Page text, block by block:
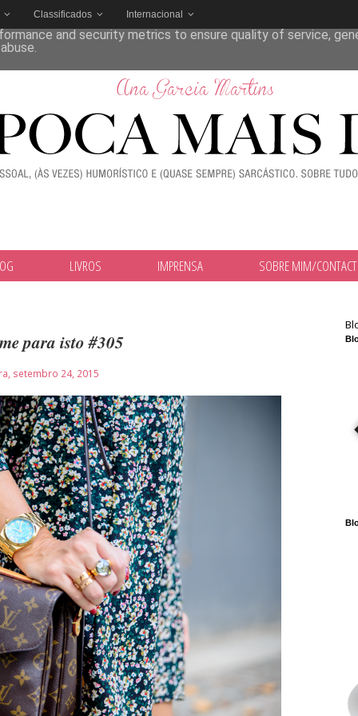
Classificados Internacional
LIVROS IMPRENSA SOBRE MIM/
para isto #305
setembro 24, 2015
its services and to analyze traffic. Your IP address and
and security metrics to ensure quality of service,